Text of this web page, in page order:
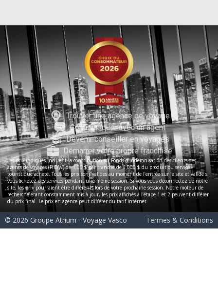
Trouver une agence de voyage
Communiquer avec un agent
Devenir conseiller en voyages
Démarrer votre propre franchise
Les prix indiqués incluent la contribution au Fonds d’indemnisation des clients des
agents de voyages (FICAV) de 1,00 $ par tranche de 1 000 $ du produit ou service
touristique acheté. Tous les prix sont valides au moment de l’entrée sur le site et valide si
vous achetez des services pendant une même session. Si vous vous déconnectez de notre
site, les prix pourraient être différents lors de votre prochaine session. Notre moteur de
recherche étant constamment mis à jour, les prix affichés à l’étape 1 et 2 peuvent différer
du prix final. Le prix en agence peut différer du tarif internet.
© 2026 Groupe Atrium - Voyage Vasco Termes & Conditions